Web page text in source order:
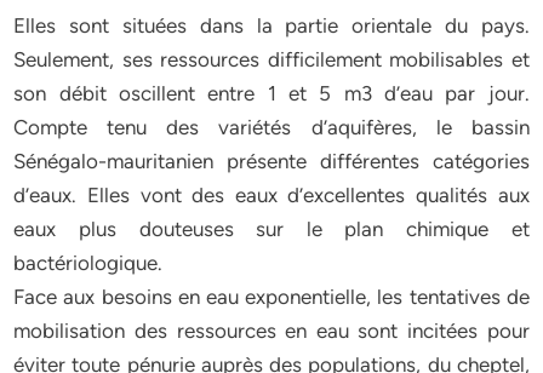
Elles sont situées dans la partie orientale du pays.
Seulement, ses ressources difficilement mobilisables et
son débit oscillent entre 1 et 5 m3 d’eau par jour.
Compte tenu des variétés d’aquifères, le bassin
Sénégalo-mauritanien présente différentes catégories
d’eaux. Elles vont des eaux d’excellentes qualités aux
eaux plus douteuses sur le plan chimique et
bactériologique.
Face aux besoins en eau exponentielle, les tentatives de
mobilisation des ressources en eau sont incitées pour
éviter toute pénurie auprès des populations, du cheptel,